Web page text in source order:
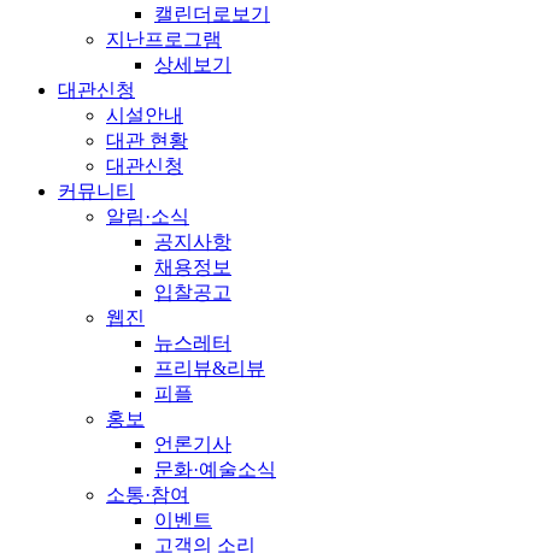
캘린더로보기
지난프로그램
상세보기
대관신청
시설안내
대관 현황
대관신청
커뮤니티
알림·소식
공지사항
채용정보
입찰공고
웹진
뉴스레터
프리뷰&리뷰
피플
홍보
언론기사
문화·예술소식
소통·참여
이벤트
고객의 소리